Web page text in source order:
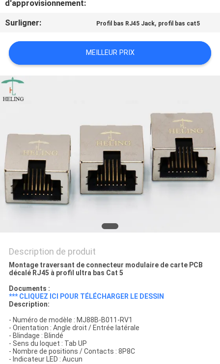
DEMANDEZ
UNE
CITATION
PLAN
DU
POLITIQUE
EN
MATIÈRE
DE
PROTECTION
VIE
PRIVÉE
d'approvisionnement:
Surligner: Profil bas RJ45 Jack, profil bas cat5
MEILLEUR PRIX
Description de produit
Montage traversant de connecteur modulaire de carte PCB
décalé RJ45 à profil ultra bas Cat 5
Documents :
*** CLIQUEZ ICI POUR TÉLÉCHARGER LE DESSIN
Description:
- Numéro de modèle : MJ88B-B011-RV1
- Orientation : Angle droit / Entrée latérale
- Blindage : Blindé
- Sens du loquet : Tab UP
- Nombre de positions / Contacts : 8P8C
- Indicateur LED : Aucun